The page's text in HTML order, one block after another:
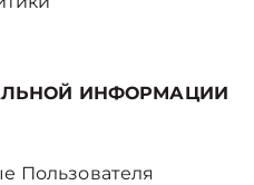
ИНФОРМАЦИИ
Пользователя